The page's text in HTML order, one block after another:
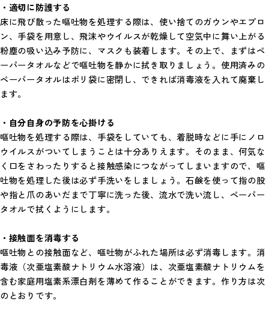
・適切に防護する
床に飛び散った嘔吐物を処理する際は、使い捨てのガウンやエプロ
ン、手袋を用意し、飛沫やウイルスが乾燥して空気中に舞い上がる
粉塵の吸い込み予防に、マスクも装着します。その上で、まずはペ
ーパータオルなどで嘔吐物を静かに拭き取りましょう。使用済みの
ペーパータオルはポリ袋に密閉し、できれば消毒液を入れて廃棄し
ます。
・自分自身の予防を心掛ける
嘔吐物を処理する際は、手袋をしていても、着脱時などに手にノロ
ウイルスがついてしまうことは十分ありえます。そのまま、何気な
く口をさわったりすると接触感染につながってしまいますので、嘔
吐物を処理した後は必ず手洗いをしましょう。石鹸を使って指の股
や指と爪のあいだまで丁寧に洗った後、流水で洗い流し、ペーパー
タオルで拭くようにします。
・接触面を消毒する
嘔吐物との接触面など、嘔吐物がふれた場所は必ず消毒します。消
毒液（次亜塩素酸ナトリウム水溶液）は、次亜塩素酸ナトリウムを
含む家庭用塩素系漂白剤を薄めて作ることができます。作り方は次
のとおりです。